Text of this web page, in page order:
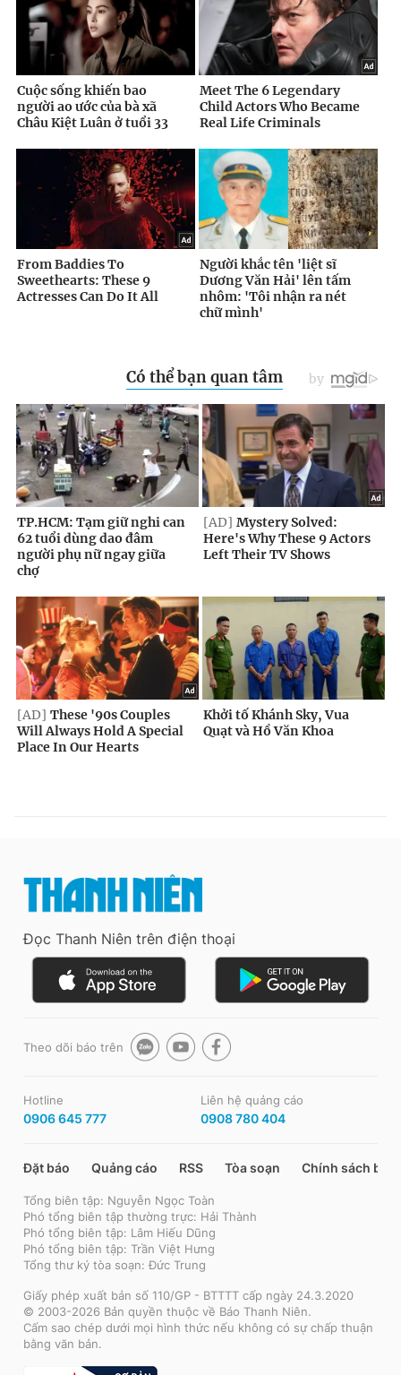
Đọc Thanh Niên trên điện thoại
Theo dõi báo trên
Hotline
0906 645 777
Liên hệ quảng cáo
0908 780 404
Đặt báo Quảng cáo RSS Tòa soạn Chính sách bảo
Tổng biên tập: Nguyễn Ngọc Toàn
Phó tổng biên tập thường trực: Hải Thành
Phó tổng biên tập: Lâm Hiếu Dũng
Phó tổng biên tập: Trần Việt Hưng
Tổng thư ký tòa soạn: Đức Trung
Giấy phép xuất bản số 110/GP - BTTTT cấp ngày 24.3.2020
© 2003-2026 Bản quyền thuộc về Báo Thanh Niên.
Cấm sao chép dưới mọi hình thức nếu không có sự chấp thuận
bằng văn bản.